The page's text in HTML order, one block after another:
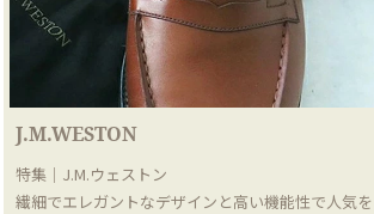
J.M.WESTON
特集｜J.M.ウェストン
繊細でエレガントなデザインと高い機能性で人気を